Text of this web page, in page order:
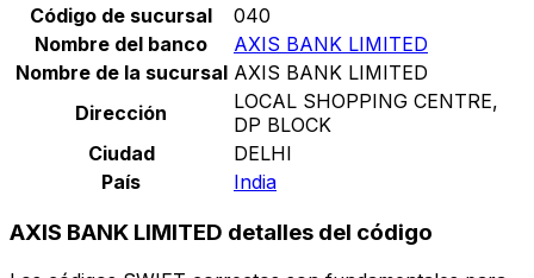
Código de sucursal
040
Nombre del banco
AXIS BANK LIMITED
Nombre de la sucursal AXIS BANK LIMITED
Dirección
LOCAL SHOPPING CENTRE,
DP BLOCK
Ciudad
DELHI
País
India
AXIS BANK LIMITED detalles del código